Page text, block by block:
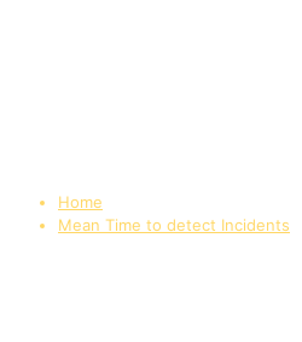
Home
Mean Time to detect Incidents